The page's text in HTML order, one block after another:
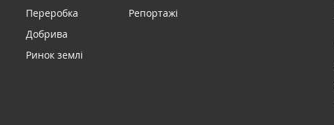
Переробка
Добрива
Ринок землі
Репортажі